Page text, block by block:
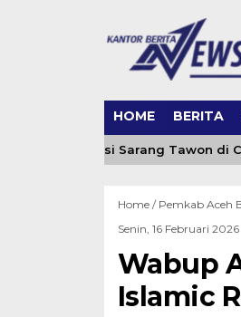
HOME BERITA
Evakuasi Sarang Tawon di Cot
Home / Pemkab Aceh
Senin, 16 Februari 2026
Wabup
Islamic